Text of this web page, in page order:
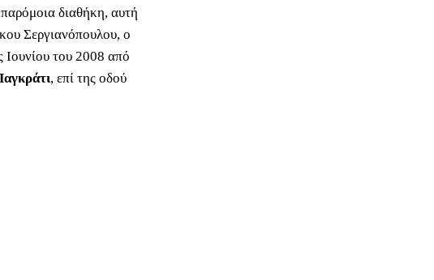
διαθήκη, αυτή
Σεργιανόπουλου, ο
Ιουνίου του 2008 από
, επί της οδού